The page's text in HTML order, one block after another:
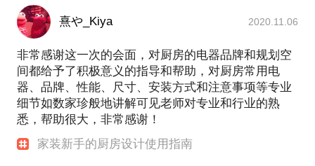
熹や_Kiya 2020.11.06
非常感谢这一次的会面，对厨房的电器品牌和规划空
间都给予了积极意义的指导和帮助，对厨房常用电
器、品牌、性能、尺寸、安装方式和注意事项等专业
细节如数家珍般地讲解可见老师对专业和行业的熟
悉，帮助很大，非常感谢！
家装新手的厨房设计使用指南